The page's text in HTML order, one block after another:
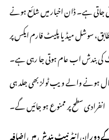
ہے۔ ڈان اخبار میں شائع ہونے
سوشل میڈیا پلیٹ فارم ایکس پر
کی بندش اب عام ہوتی جا رہی ہے۔
ہونے والے ویب ٹولز بھی جلد ہی
انفرادی سطح پر ممنوع ہو جائیں گے۔
دوران انٹرنیٹ بندش میں اضافہ